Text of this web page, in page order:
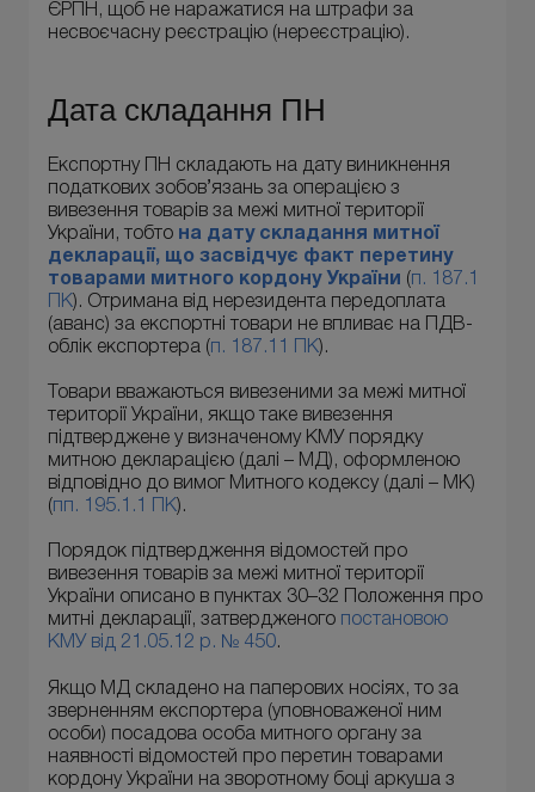
ЄРПН, щоб не наражатися на штрафи за
несвоєчасну реєстрацію (нереєстрацію).
Дата складання ПН
Експортну ПН складають на дату виникнення
податкових зобов’язань за операцією з
вивезення товарів за межі митної території
України, тобто на дату складання митної
декларації, що засвідчує факт перетину
товарами митного кордону України ( п. 187.1
ПК). Отримана від нерезидента передоплата
(аванс) за експортні товари не впливає на ПДВ-
облік експортера ( п. 187.11 ПК).
Товари вважаються вивезеними за межі митної
території України, якщо таке вивезення
підтверджене у визначеному КМУ порядку
митною декларацією (далі – МД), оформленою
відповідно до вимог Митного кодексу (далі – МК)
( пп. 195.1.1 ПК).
Порядок підтвердження відомостей про
вивезення товарів за межі митної території
України описано в пунктах 30–32 Положення про
митні декларації, затвердженого постановою
КМУ від 21.05.12 р. № 450.
Якщо МД складено на паперових носіях, то за
зверненням експортера (уповноваженої ним
особи) посадова особа митного органу за
наявності відомостей про перетин товарами
кордону України на зворотному боці аркуша з